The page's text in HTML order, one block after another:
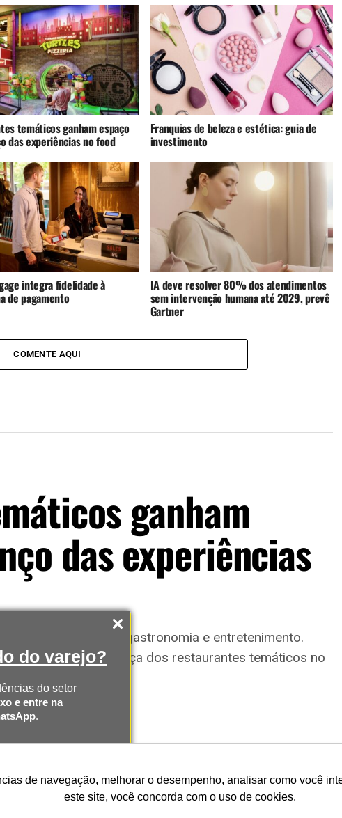
do varejo?
do setor
e entre na
.
de navegação, melhorar o desempenho, analisar como você
este site, você concorda com o uso de cookies.
temáticos ganham espaço
das experiências no food
Franquias de beleza e estética: guia de
investimento
integra fidelidade à
de pagamento
IA deve resolver 80% dos atendimentos
sem intervenção humana até 2029, prevê
Gartner
COMENTE AQUI
ganham
das experiências
que unem gastronomia e entretenimento.
ampliam a presença dos restaurantes temáticos no